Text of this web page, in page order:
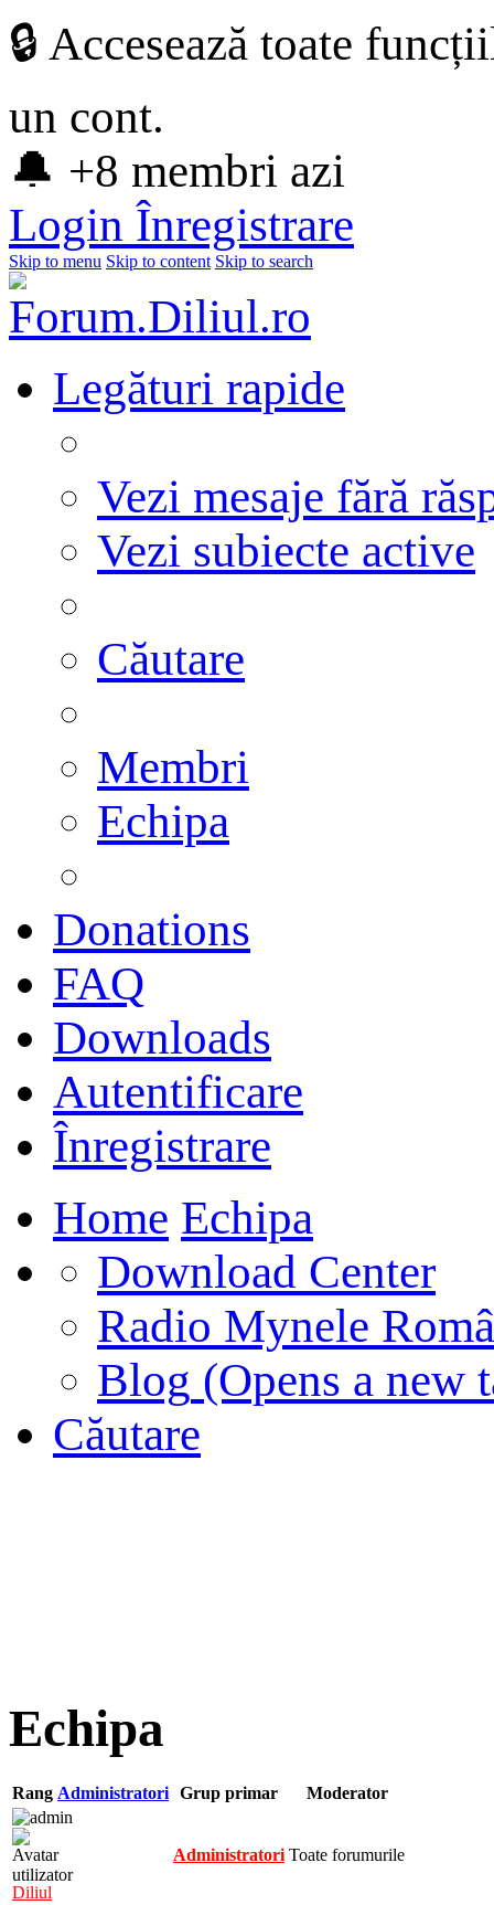
🔒 Accesează toate
un cont.
🔔 +8 membri azi
Login Înregistrare
Skip to menu Skip to content Skip to search
Legături rapide
Vezi mesaje fără
Vezi subiecte active
Căutare
Membri
Echipa
Donations
FAQ
Downloads
Autentificare
Înregistrare
Home Echipa
Download Center
Radio Mynele
Blog (Opens a new
Căutare
Echipa
Rang Administratori Grup primar Moderator
Diliul
Administratori Toate forumurile